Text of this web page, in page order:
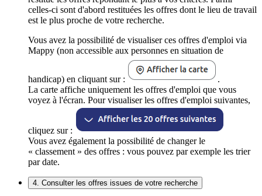
celles-ci sont d'abord restituées les offres dont le lieu de travail
est le plus proche de votre recherche.
Vous avez la possibilité de visualiser ces offres d'emploi via
Mappy (non accessible aux personnes en situation de
handicap) en cliquant sur :
.
La carte affiche uniquement les offres d'emploi que vous
voyez à l'écran. Pour visualiser les offres d'emploi suivantes,
cliquez sur :
Vous avez également la possibilité de changer le
« classement » des offres : vous pouvez par exemple les trier
par date.
4. Consulter les offres issues de votre recherche